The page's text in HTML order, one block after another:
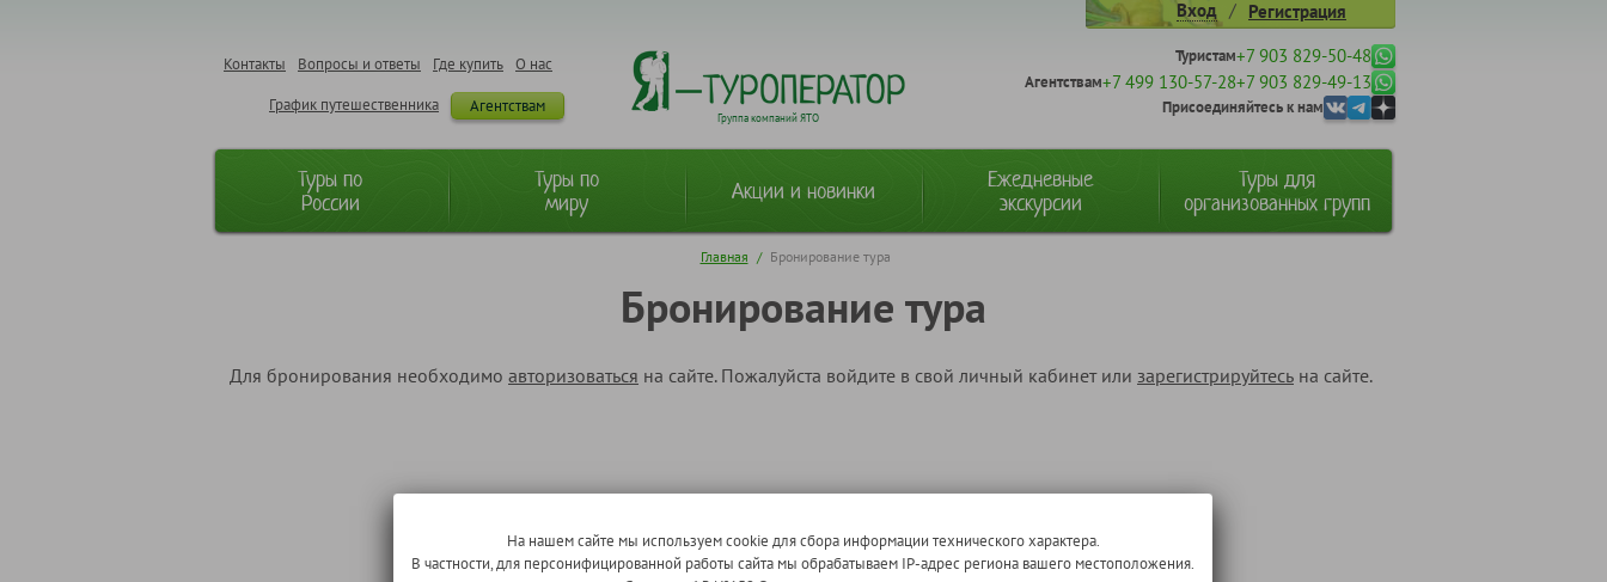
Вход / Регистрация
О нас
Где купить
Вопросы и ответы
Контакты
Агентствам
График путешественника
Группа компаний ЯТО
Туристам+7 903 829-50-48
Агентствам+7 499 130-57-28+7 903 829-49-13
Присоединяйтесь к нам
Туры по
России
Туры по
миру
Акции и новинки
Ежедневные
экскурсии
Туры для
организованных групп
Главная / Бронирование тура
Бронирование тура
Для бронирования необходимо авторизоваться на сайте. Пожалуйста войдите в свой личный кабинет или зарегистрируйтесь на сайте.
На нашем сайте мы используем cookie для сбора информации технического характера.
В частности, для персонифицированной работы сайта мы обрабатываем IP-адрес региона вашего местоположения.